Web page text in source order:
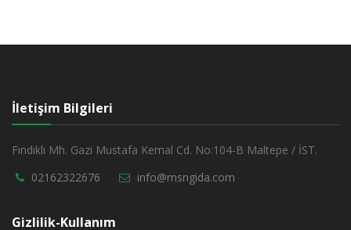
İletişim Bilgileri
Fındıklı Mh. Gazi Mustafa Kemal Cd. No:104-B Maltepe / İST.
02162322676
info@msngida.com
Gizlilik-Kullanım